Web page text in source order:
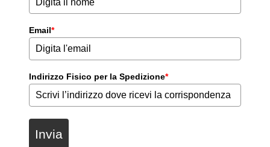
Email*
Indirizzo Fisico per la Spedizione*
Invia